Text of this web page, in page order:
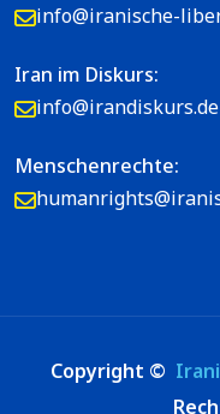
info@iranische-
Iran im Diskurs:
info@irandiskurs.de
Menschenrechte:
Copyright ©